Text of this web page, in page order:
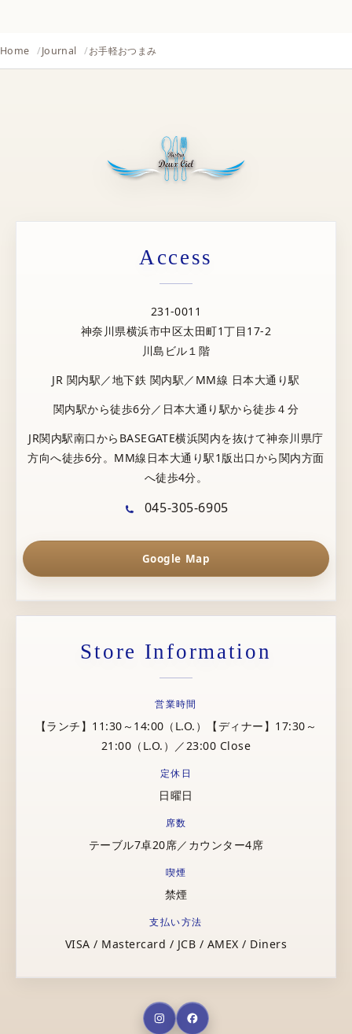
Home Journal お手軽おつまみ
Access
231-0011
神奈川県横浜市中区太田町1丁目17-2
川島ビル１階
JR 関内駅／地下鉄 関内駅／MM線 日本大通り駅
関内駅から徒歩6分／日本大通り駅から徒歩４分
JR関内駅南口からBASEGATE横浜関内を抜けて神奈川県庁
方向へ徒歩6分。MM線日本大通り駅1版出口から関内方面
へ徒歩4分。
045-305-6905
Google Map
Store Information
営業時間
【ランチ】11:30～14:00（L.O.）【ディナー】17:30～
21:00（L.O.）／23:00 Close
定休日
日曜日
席数
テーブル7卓20席／カウンター4席
喫煙
禁煙
支払い方法
VISA / Mastercard / JCB / AMEX / Diners